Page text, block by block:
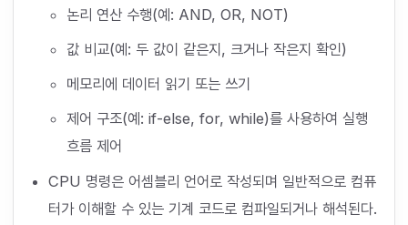
논리 연산 수행(예: AND, OR, NOT)
값 비교(예: 두 값이 같은지, 크거나 작은지 확인)
메모리에 데이터 읽기 또는 쓰기
제어 구조(예: if-else, for, while)를 사용하여 실행
흐름 제어
CPU 명령은 어셈블리 언어로 작성되며 일반적으로 컴퓨
터가 이해할 수 있는 기계 코드로 컴파일되거나 해석된다.